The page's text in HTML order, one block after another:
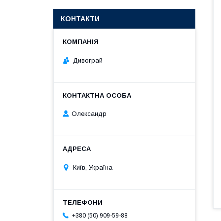
КОНТАКТИ
Дивограй
Олександр
Київ, Україна
+380 (50) 909-59-88